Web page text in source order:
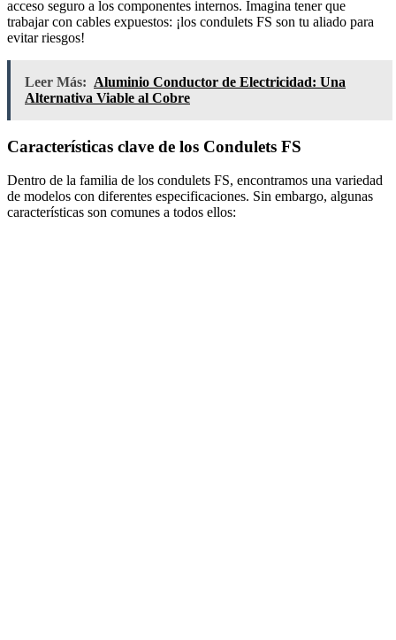
acceso seguro a los componentes internos. Imagina tener que
trabajar con cables expuestos: ¡los condulets FS son tu aliado para
evitar riesgos!
Leer Más: Aluminio Conductor de Electricidad: Una
Alternativa Viable al Cobre
Características clave de los Condulets FS
Dentro de la familia de los condulets FS, encontramos una variedad
de modelos con diferentes especificaciones. Sin embargo, algunas
características son comunes a todos ellos: